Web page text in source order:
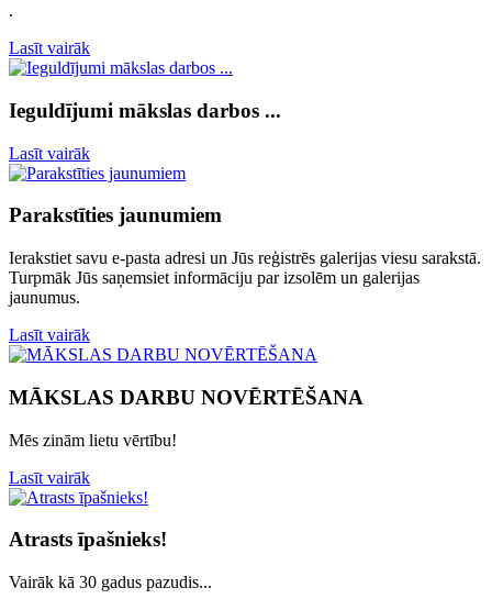
.
Lasīt vairāk
Ieguldījumi mākslas darbos ...
Lasīt vairāk
Parakstīties jaunumiem
Ierakstiet savu e-pasta adresi un Jūs reģistrēs galerijas viesu sarakstā.
Turpmāk Jūs saņemsiet informāciju par izsolēm un galerijas
jaunumus.
Lasīt vairāk
MĀKSLAS DARBU NOVĒRTĒŠANA
Mēs zinām lietu vērtību!
Lasīt vairāk
Atrasts īpašnieks!
Vairāk kā 30 gadus pazudis...